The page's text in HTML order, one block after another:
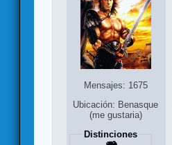
Mensajes: 1675
Ubicación: Benasque
(me gustaria)
Distinciones